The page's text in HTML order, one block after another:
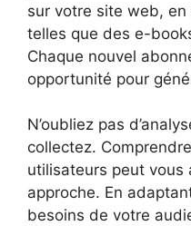
sur votre site web,
telles que des e-
Chaque nouvel
opportunité pour
N’oubliez pas
collectez.
utilisateurs peut vous
approche. En
besoins de votre